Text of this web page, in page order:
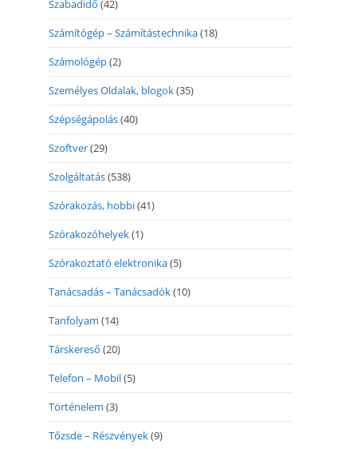
Szabadidő (42)
Számítógép – Számítástechnika(18)
Számológép(2)
Személyes Oldalak, blogok(35)
Szépségápolás(40)
Szoftver(29)
Szolgáltatás(538)
Szórakozás, hobbi(41)
Szórakozóhelyek(1)
Szórakoztató elektronika(5)
Tanácsadás – Tanácsadók(10)
Tanfolyam (14)
Társkereső (20)
Telefon – Mobil(5)
Történelem (3)
Tőzsde – Részvények(9)